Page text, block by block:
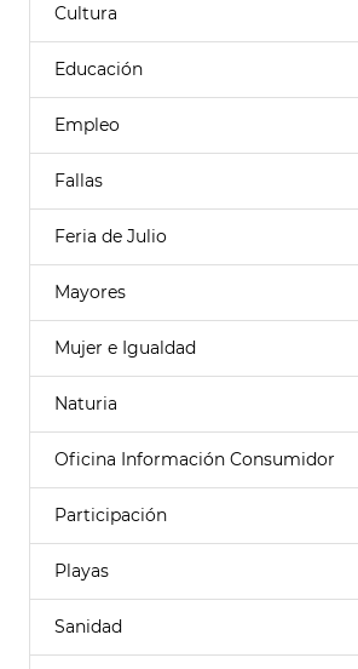
Cultura
Educación
Empleo
Fallas
Feria de Julio
Mayores
Mujer e Igualdad
Naturia
Oficina Información Consumidor
Participación
Playas
Sanidad